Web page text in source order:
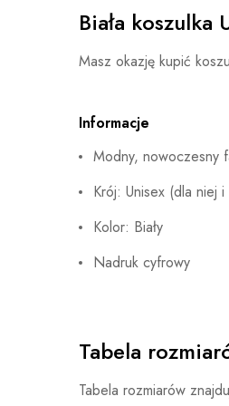
Biała koszulka
Masz okazję kupić
Informacje
Modny, nowoczesny
Krój: Unisex (dla niej
Kolor: Biały
Nadruk cyfrowy
Tabela
Tabela rozmiarów